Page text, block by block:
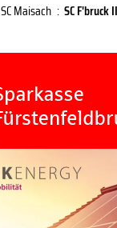
SC Maisach : SC F'bruck II